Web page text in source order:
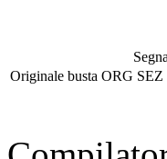
Originale busta ORG SEZ